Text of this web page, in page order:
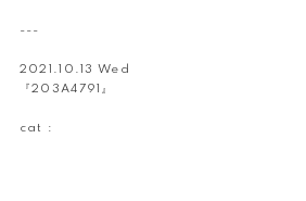
---
2021.10.13 Wed
『203A4791』
cat :